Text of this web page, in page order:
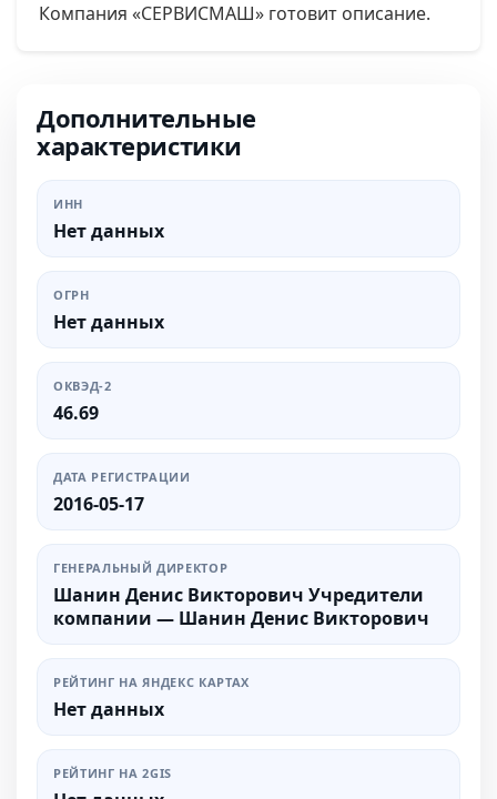
Компания «СЕРВИСМАШ» готовит описание.
Дополнительные
характеристики
ИНН
Нет данных
ОГРН
Нет данных
ОКВЭД-2
46.69
ДАТА РЕГИСТРАЦИИ
2016-05-17
ГЕНЕРАЛЬНЫЙ ДИРЕКТОР
Шанин Денис Викторович Учредители
компании — Шанин Денис Викторович
РЕЙТИНГ НА ЯНДЕКС КАРТАХ
Нет данных
РЕЙТИНГ НА 2GIS